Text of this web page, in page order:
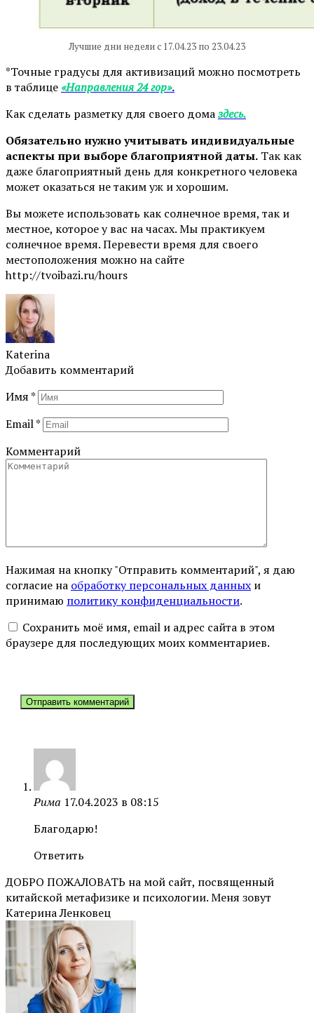
Лучшие дни недели с 17.04.23 по 23.04.23
*Точные градусы для активизаций можно посмотреть
в таблице«Направления 24 гор».
Как сделать разметку для своего домаздесь.
Обязательно нужно учитывать индивидуальные
аспекты при выборе благоприятной даты. Так как
даже благоприятный день для конкретного человека
может оказаться не таким уж и хорошим.
Вы можете использовать как солнечное время, так и
местное, которое у вас на часах. Мы практикуем
солнечное время. Перевести время для своего
местоположения можно на сайте
http://tvoibazi.ru/hours
Katerina
Добавить комментарий
Имя*
Email*
Комментарий
Нажимая на кнопку "Отправить комментарий", я даю
согласие на обработку персональных данных и
принимаю политику конфиденциальности.
Сохранить моё имя, email и адрес сайта в этом
браузере для последующих моих комментариев.
Рима 17.04.2023 в 08:15
Благодарю!
Ответить
ДОБРО ПОЖАЛОВАТЬ на мой сайт, посвященный
китайской метафизике и психологии. Меня зовут
Катерина Ленковец